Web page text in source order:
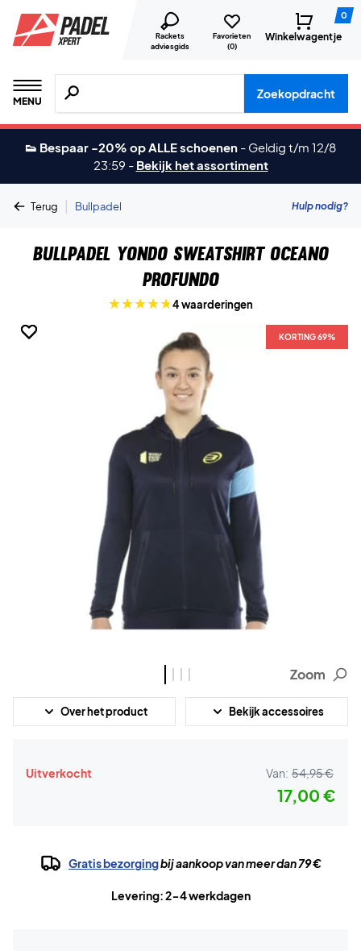
Rackets
adviesgids
Favorieten
(0)
0
Winkelwagentje
MENU
Zoeken naar producten, merken etc.
Zoekopdracht
👟 Bespaar -20% op ALLE schoenen - Geldig t/m 12/8
23:59 - Bekijk het assortiment
Terug | Bullpadel Hulp nodig?
Bullpadel Yondo Sweatshirt Oceano
Profundo
4 waarderingen
KORTING 69%
KORTING 69%
KORTING 69%
KORTING 69%
Zoom
Over het product Bekijk accessoires
Uitverkocht Van: 54,95 €
17,00 €
Gratis bezorgingbij aankoop van meer dan 79 €
Levering: 2-4 werkdagen